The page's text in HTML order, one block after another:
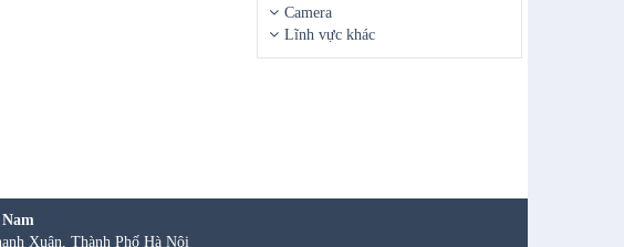
Camera
Lĩnh vực khác
Xuân, Thành Phố Hà Nội